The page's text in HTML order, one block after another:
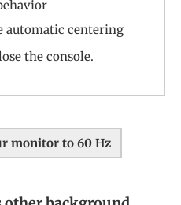
automatic centering
the console.
monitor to 60 Hz